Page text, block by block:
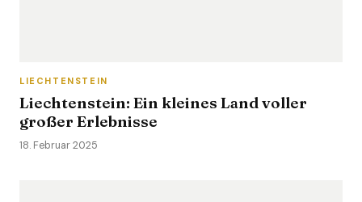
LIECHTENSTEIN
Liechtenstein: Ein kleines Land voller
großer Erlebnisse
18. Februar 2025